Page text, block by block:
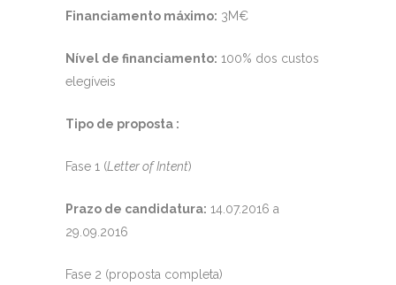
Financiamento máximo: 3M€
Nível de financiamento: 100% dos custos
elegíveis
Tipo de proposta :
Fase 1 (Letter of Intent)
Prazo de candidatura: 14.07.2016 a
29.09.2016
Fase 2 (proposta completa)